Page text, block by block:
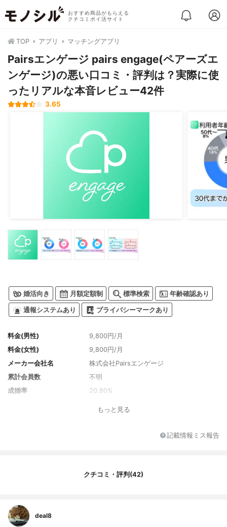
おすすめ商品がもらえる
クチコミポイ活サイト
TOP アプリ マッチングアプリ
Pairsエンゲージ pairs engage(ペアーズエ
ンゲージ)の悪い口コミ・評判は？実際に使
ったリアルな本音レビュー42件
3.65
婚活向き 月額定額制 標準検索 年齢確認あり
通報システムあり プライバシーマークあり
料金(男性)
9,800円/月
料金(女性)
9,800円/月
メーカー会社名
株式会社Pairsエンゲージ
累計会員数
不明
成婚率
20.80%
3か月（90日）プラン：9,400円/月（一括2
8,200円、会費9,800円）, 6か月（180日）
身分証の画像提出
ユーザーの多い地域
もっと見る
記載情報ミス報告
クチコミ・評判(42)
deal8